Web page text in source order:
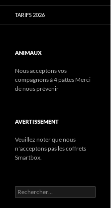
TARIFS 2026
ANIMAUX
Nous acceptons vos
compagnons à 4 pattes Merci
de nous prévenir
AVERTISSEMENT
Veuillez noter que nous
n'acceptons pas les coffrets
Smartbox.
Rechercher :